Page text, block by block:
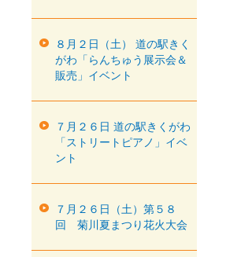
８月２日（土） 道の駅きく
がわ「らんちゅう展示会＆
販売」イベント
７月２６日 道の駅きくがわ
「ストリートピアノ」イベ
ント
７月２６日（土）第５８
回 菊川夏まつり花火大会